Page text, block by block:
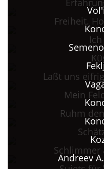
Freiheit.
Laßt uns
Mein
Ruhm
Schlimmer
Andreev